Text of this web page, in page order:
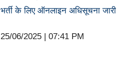
भर्ती के लिए ऑनलाइन अधिसूचना जारी
25/06/2025 | 07:41 PM